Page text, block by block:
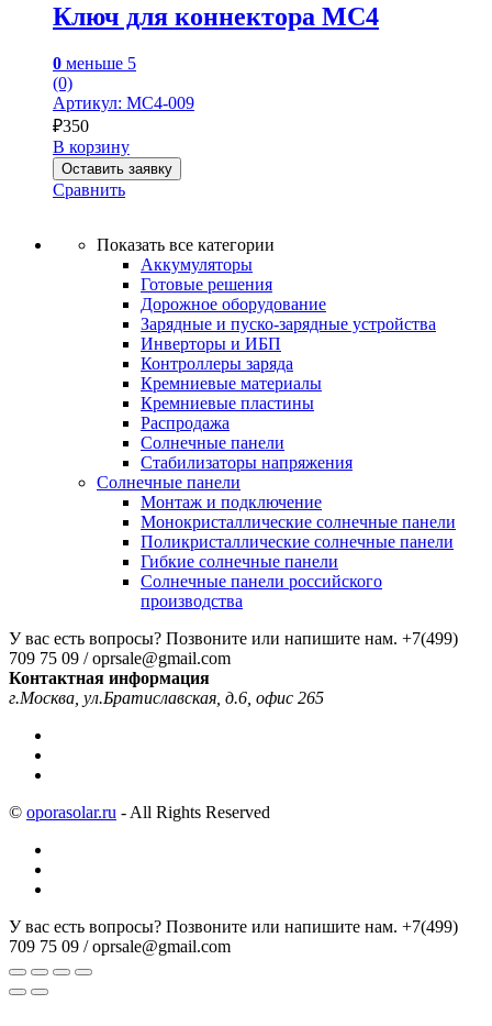
Ключ для коннектора MC4
0 меньше 5
(0)
Артикул: MC4-009
₽350
В корзину
Оставить заявку
Сравнить
Показать все категории
Аккумуляторы
Готовые решения
Дорожное оборудование
Зарядные и пуско-зарядные устройства
Инверторы и ИБП
Контроллеры заряда
Кремниевые материалы
Кремниевые пластины
Распродажа
Солнечные панели
Стабилизаторы напряжения
Солнечные панели
Монтаж и подключение
Монокристаллические солнечные панели
Поликристаллические солнечные панели
Гибкие солнечные панели
Солнечные панели российского
производства
У вас есть вопросы? Позвоните или напишите нам. +7(499)
709 75 09 / oprsale@gmail.com
Контактная информация
г.Москва, ул.Братиславская, д.6, офис 265
© oporasolar.ru - All Rights Reserved
У вас есть вопросы? Позвоните или напишите нам. +7(499)
709 75 09 / oprsale@gmail.com